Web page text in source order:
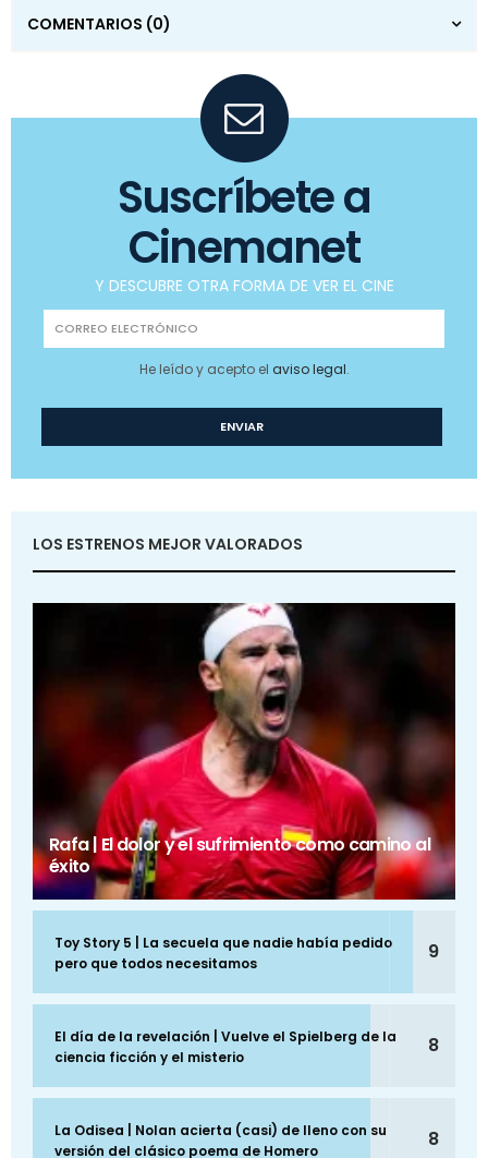
COMENTARIOS (0)
Suscríbete a
Cinemanet
Y DESCUBRE OTRA FORMA DE VER EL CINE
He leído y acepto el aviso legal.
LOS ESTRENOS MEJOR VALORADOS
Rafa | El dolor y el sufrimiento como camino al
éxito
Toy Story 5 | La secuela que nadie había pedido
pero que todos necesitamos
9
El día de la revelación | Vuelve el Spielberg de la
ciencia ficción y el misterio
8
La Odisea | Nolan acierta (casi) de lleno con su
versión del clásico poema de Homero
8